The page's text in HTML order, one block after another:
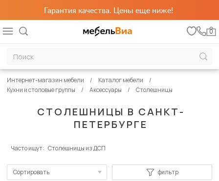
Гарантия качества. Цены еще ниже!
0
СТОЛЕШНИЦЫ В САНКТ-
ПЕТЕРБУРГЕ
Интернет-магазин мебели
Каталог мебели
Кухни и столовые группы
Аксессуары Столешницы
Часто ищут: Столешницы из ДСП
Сортировать
фильтр